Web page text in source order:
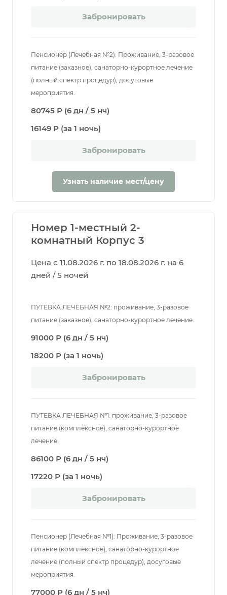
Забронировать
Пенсионер (Лечебная №2): Проживание, 3-разовое
питание (заказное), санаторно-курортное лечение
(полный спектр процедур), досуговые
мероприятия.
80745 Р (6 дн / 5 нч)
16149 Р (за 1 ночь)
Забронировать
Узнать наличие мест/цену
Номер 1-местный 2-
комнатный Корпус 3
Цена с 11.08.2026 г. по 18.08.2026 г. на 6
дней / 5 ночей
ПУТЕВКА ЛЕЧЕБНАЯ №2: проживание, 3-разовое
питание (заказное), санаторно-курортное лечение.
91000 Р (6 дн / 5 нч)
18200 Р (за 1 ночь)
Забронировать
ПУТЕВКА ЛЕЧЕБНАЯ №1: проживание, 3-разовое
питание (комплексное), санаторно-курортное
лечение.
86100 Р (6 дн / 5 нч)
17220 Р (за 1 ночь)
Забронировать
Пенсионер (Лечебная №1): Проживание, 3-разовое
питание (комплексное), санаторно-курортное
лечение (полный спектр процедур), досуговые
мероприятия.
77000 Р (6 дн / 5 нч)